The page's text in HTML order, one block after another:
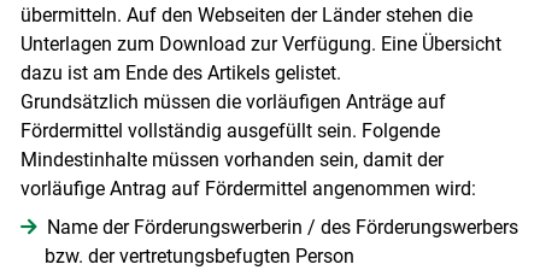
übermitteln. Auf den Webseiten der Länder stehen die
Unterlagen zum Download zur Verfügung. Eine Übersicht
dazu ist am Ende des Artikels gelistet.
Grundsätzlich müssen die vorläufigen Anträge auf
Fördermittel vollständig ausgefüllt sein. Folgende
Mindestinhalte müssen vorhanden sein, damit der
vorläufige Antrag auf Fördermittel angenommen wird:
Name der Förderungswerberin / des Förderungswerbers
bzw. der vertretungsbefugten Person